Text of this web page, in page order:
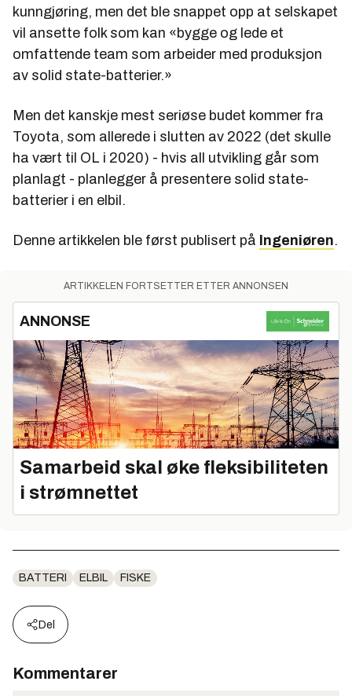
kunngjøring, men det ble snappet opp at selskapet
vil ansette folk som kan «bygge og lede et
omfattende team som arbeider med produksjon
av solid state-batterier.»
Men det kanskje mest seriøse budet kommer fra
Toyota, som allerede i slutten av 2022 (det skulle
ha vært til OL i 2020) - hvis all utvikling går som
planlagt - planlegger å presentere solid state-
batterier i en elbil.
Denne artikkelen ble først publisert på Ingeniøren.
ARTIKKELEN FORTSETTER ETTER ANNONSEN
ANNONSE
Samarbeid skal øke fleksibiliteten
i strømnettet
BATTERI ELBIL FISKE
Del
Kommentarer